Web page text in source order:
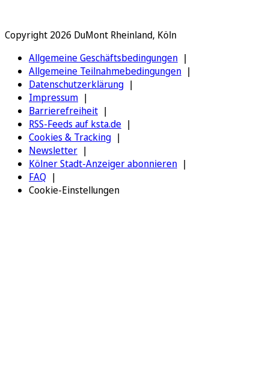
Copyright 2026 DuMont Rheinland, Köln
Allgemeine Geschäftsbedingungen
Allgemeine Teilnahmebedingungen
Datenschutzerklärung
Impressum
Barrierefreiheit
RSS-Feeds auf ksta.de
Cookies & Tracking
Newsletter
Kölner Stadt-Anzeiger abonnieren
FAQ
Cookie-Einstellungen